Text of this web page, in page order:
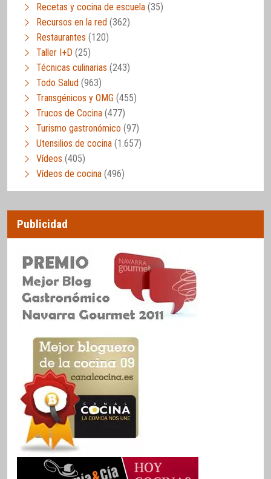
Recetas y cocina de escuela (35)
Recursos en la red (362)
Restaurantes (120)
Taller I+D (25)
Técnicas culinarias (243)
Todo Salud (963)
Transgénicos y OMG (455)
Trucos de Cocina (477)
Turismo gastronómico (97)
Utensilios de cocina (1.657)
Vídeos (405)
Vídeos de cocina (496)
Publicidad